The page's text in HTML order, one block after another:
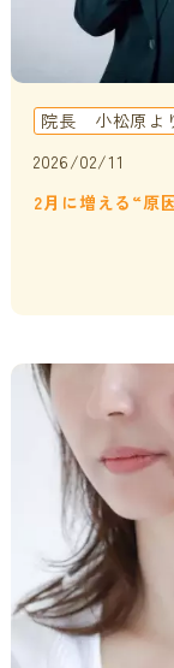
院長 小松原よ
2026/02/11
2月に増える“原